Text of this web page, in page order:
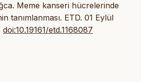
Meme kanseri hücrelerinde
tanımlanması. ETD. 01 Eylül
doi:10.19161/etd.1168087